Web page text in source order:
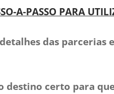
A-PASSO PARA
das parcerias
destino certo para